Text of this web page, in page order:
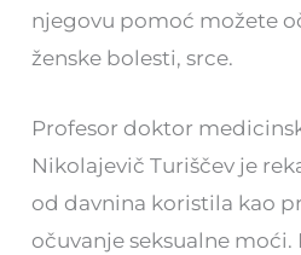
njegovu pomoć možete
ženske bolesti, srce.
Profesor doktor
Nikolajevič Turiščev je
od davnina koristila kao
očuvanje seksualne moći.